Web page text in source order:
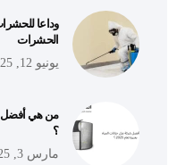
وداعا
الحشرات
يونيو 12, 2025
؟
مارس 3, 2025